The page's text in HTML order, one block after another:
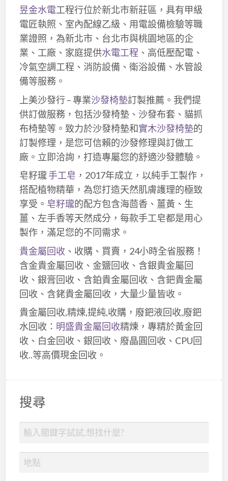
昱金水電工程行位於新北市新莊區，具有甲級
電匠執照、室內配線乙級、用電設備檢驗等職
業證照，為新北市、台北市與桃園地區的企
業、工廠、家庭提供水電工程 、高低壓配電、
冷氣空調工程、消防設備、衛浴設備、水管設
備等服務。
上美沙發行 – 專業沙發椅墊訂製推薦。我們提
供訂做服務，包括沙發椅墊、沙發布套、貓抓
布椅墊等。致力於沙發椅墊和實木沙發椅墊的
訂製修理，是您可信賴的沙發修理與訂做工
廠。立即洽詢，打造專屬您的舒適沙發體驗。
皂籽瓏手工皂 ，2017年成立，以純手工製作，
搭配植物精華，為您打造天然肌膚護理的極致
享受。 皂籽瓏的配方包含海茴香、薑黃、生
薑、左手香等天然成分，每款手工皂都是用心
製作，滿足您的不同需求。
貴金屬回收、收購、買賣，24小時全省服務！
含金貴金屬回收、金鹽回收、含銀貴金屬回
收、銀膏回收、含鉑貴金屬回收、含鈀貴金屬
回收、含銠貴金屬回收，大量少量皆收。
貴金屬回收,精煉,提純,收購，廢鈀液回收,廢鈀
水回收： 明盛貴金屬回收精煉，專精於黃金回
收、白金回收、銀回收、廢晶圓回收、CPU回
收..等高價現金回收。
搜尋